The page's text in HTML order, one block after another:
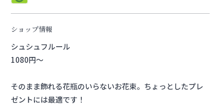
ショップ情報
シュシュフルール
1080円～
そのまま飾れる花瓶のいらないお花束。ちょっとしたプレ
ゼントには最適です！